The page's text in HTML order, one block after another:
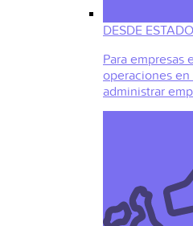
DESDE
Para empresas
operaciones
administrar